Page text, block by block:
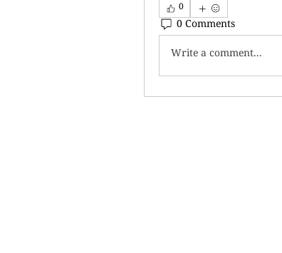
0
0 Comments
Write a comment...